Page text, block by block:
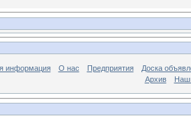
информация О нас Предприятия
Доска
Архив